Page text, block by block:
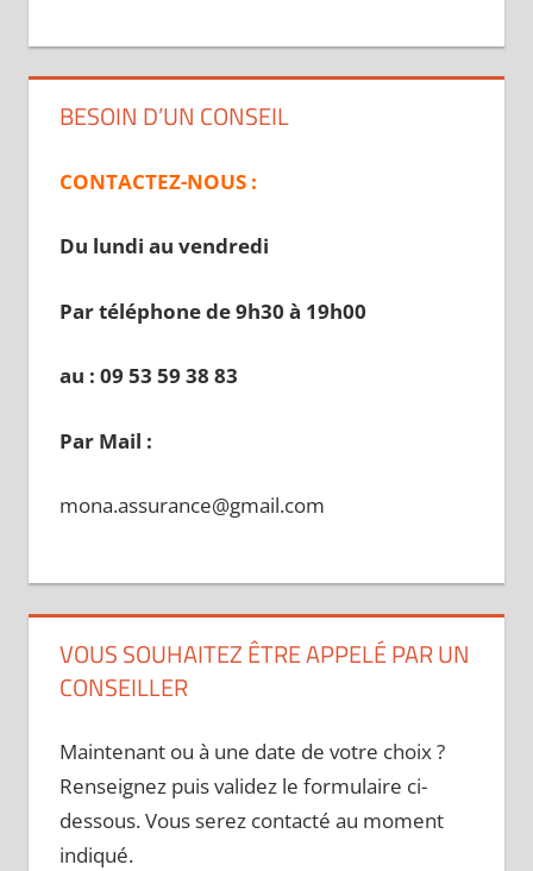
BESOIN D’UN CONSEIL
CONTACTEZ-NOUS :
Du lundi au vendredi
Par téléphone de 9h30 à 19h00
au : 09 53 59 38 83
Par Mail :
mona.assurance@gmail.com
VOUS SOUHAITEZ ÊTRE APPELÉ PAR UN
CONSEILLER
Maintenant ou à une date de votre choix ?
Renseignez puis validez le formulaire ci-
dessous. Vous serez contacté au moment
indiqué.